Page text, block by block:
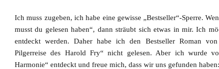
Ich muss zugeben, ich habe eine gewisse „Bestseller“-Sperre.
musst du gelesen haben“, dann sträubt sich etwas in mir. Ich
entdeckt werden. Daher habe ich den Bestseller Roman
Pilgerreise des Harold Fry“ nicht gelesen. Aber ich wurde
Harmonie“ entdeckt und freue mich, dass wir uns gefunden haben: